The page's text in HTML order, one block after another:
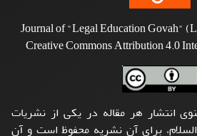
Journal of "Legal Education Govah"
Creative Commons Attribution 4.0
انتشار هر مقاله در یکی از نشریات
برای آن نشریه محفوظ است و آن